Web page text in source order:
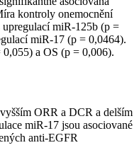
kontroly onemocnění
miR-125b (p =
miR-17 (p = 0,0464).
a OS (p = 0,006).
ORR a DCR a delším
miR-17 jsou asociované
anti-EGFR